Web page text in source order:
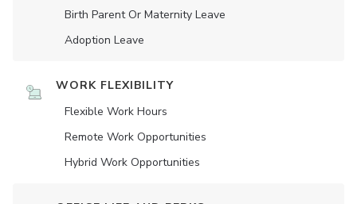
Birth Parent Or Maternity Leave
Adoption Leave
WORK FLEXIBILITY
Flexible Work Hours
Remote Work Opportunities
Hybrid Work Opportunities